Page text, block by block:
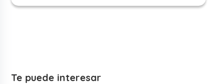
Te puede interesar